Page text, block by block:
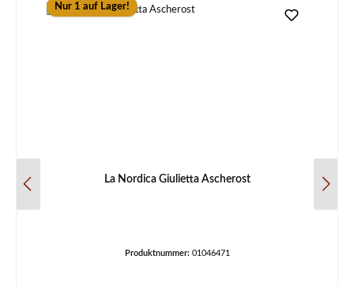
Nur 1 auf Lager!
La Nordica Giulietta Ascherost
Produktnummer: 01046471